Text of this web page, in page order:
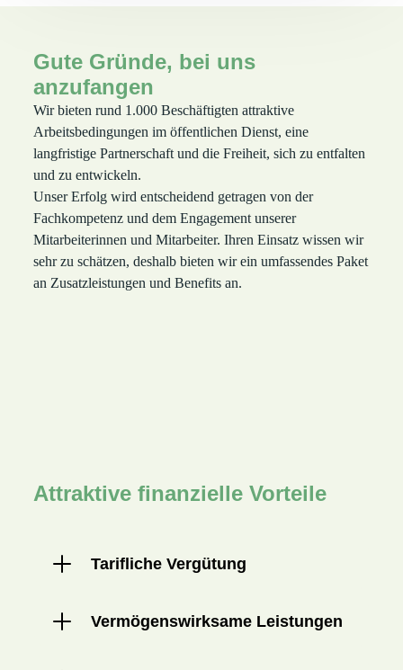
Gute Gründe, bei uns
anzufangen
Wir bieten rund 1.000 Beschäftigten attraktive
Arbeitsbedingungen im öffentlichen Dienst, eine
langfristige Partnerschaft und die Freiheit, sich zu entfalten
und zu entwickeln.
Unser Erfolg wird entscheidend getragen von der
Fachkompetenz und dem Engagement unserer
Mitarbeiterinnen und Mitarbeiter. Ihren Einsatz wissen wir
sehr zu schätzen, deshalb bieten wir ein umfassendes Paket
an Zusatzleistungen und Benefits an.
Attraktive finanzielle Vorteile
Tarifliche Vergütung
Vermögenswirksame Leistungen